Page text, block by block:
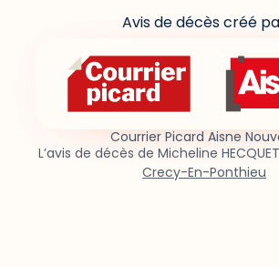
Avis de décès créé
Courrier Picard Aisne
L’avis de décès de Micheline
Crecy-En-Ponthieu